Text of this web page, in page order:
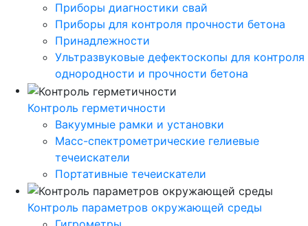
Приборы диагностики свай
Приборы для контроля прочности бетона
Принадлежности
Ультразвуковые дефектоскопы для контроля
однородности и прочности бетона
Контроль герметичности
Вакуумные рамки и установки
Масс-спектрометрические гелиевые
течеискатели
Портативные течеискатели
Контроль параметров окружающей среды